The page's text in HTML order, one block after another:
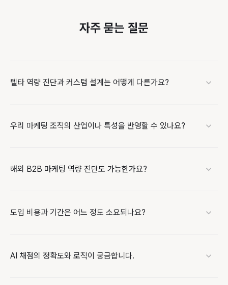
자주 묻는 질문
텔타 역량 진단과 커스텀 설계는 어떻게 다른가요?
우리 마케팅 조직의 산업이나 특성을 반영할 수 있나요?
해외 B2B 마케팅 역량 진단도 가능한가요?
도입 비용과 기간은 어느 정도 소요되나요?
AI 채점의 정확도와 로직이 궁금합니다.